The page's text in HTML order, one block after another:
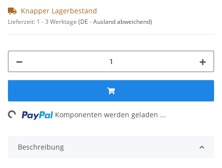
Knapper Lagerbestand
Lieferzeit: 1 - 3 Werktage (DE - Ausland abweichend)
Komponenten werden geladen ...
Beschreibung